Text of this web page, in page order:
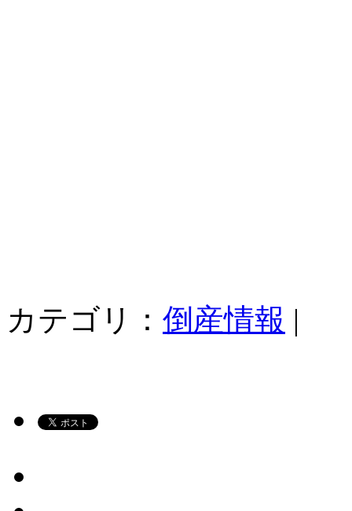
カテゴリ： 倒産情報 |